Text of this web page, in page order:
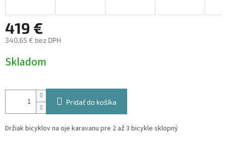
419 €
340,65 € bez DPH
cena:
Skladom
Pridať do košíka
Držiak bicyklov na oje karavanu pre 2 až 3 bicykle sklopný